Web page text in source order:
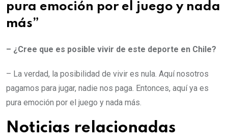
pura emoción por el juego y nada
más”
– ¿Cree que es posible vivir de este deporte en Chile?
– La verdad, la posibilidad de vivir es nula. Aquí nosotros
pagamos para jugar, nadie nos paga. Entonces, aquí ya es
pura emoción por el juego y nada más.
Noticias relacionadas